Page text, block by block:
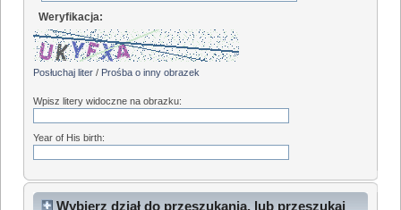
Weryfikacja:
Posłuchaj liter / Prośba o inny obrazek
Wpisz litery widoczne na obrazku:
Year of His birth:
Wybierz dział do przeszukania, lub przeszukaj